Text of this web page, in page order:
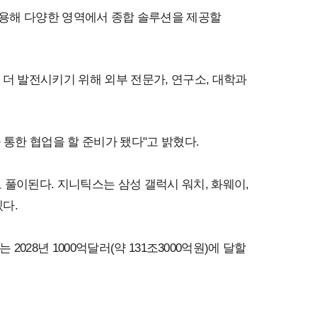
해 다양한 영역에서 종합 솔루션을 제공할
발전시키기 위해 외부 전문가, 연구소, 대학과
한 협업을 할 준비가 됐다"고 밝혔다.
이된다. 지니틱스는 삼성 갤럭시 워치, 화웨이,
다.
2028년 1000억달러(약 131조3000억원)에 달할